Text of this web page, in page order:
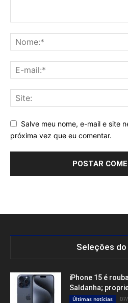
Salve meu nome, e-mail e site
próxima vez que eu comentar.
Seleções
iPhone 15 é
Saldanha;
Últimas notícias